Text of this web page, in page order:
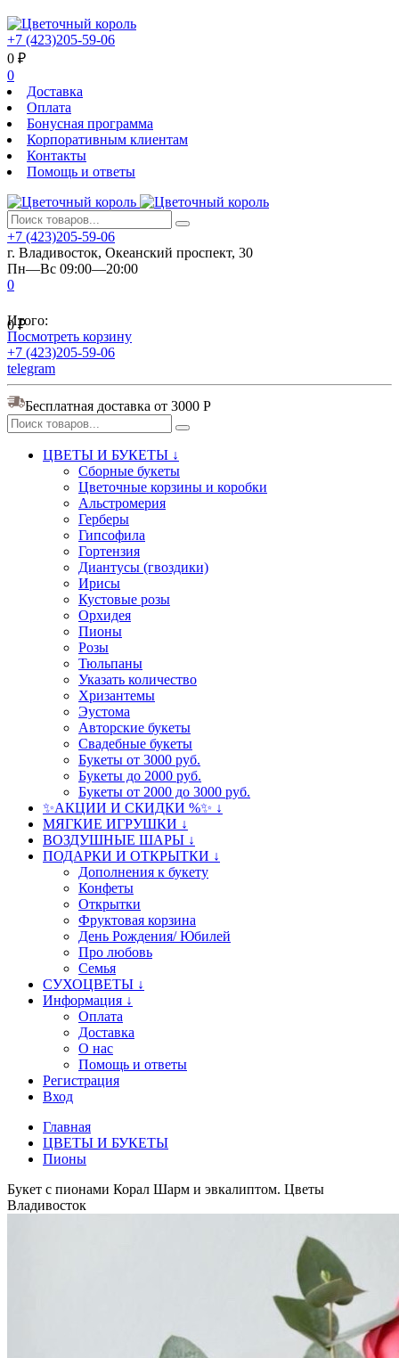
+7 (423)205-59-06
0 ₽
0
Доставка
Оплата
Бонусная программа
Корпоративным клиентам
Контакты
Помощь и ответы
+7 (423)205-59-06
г. Владивосток, Океанский проспект, 30
Пн—Вс 09:00—20:00
0
0₽
Итого:
Посмотреть корзину
+7 (423)205-59-06
telegram
Бесплатная доставка от 3000 Р
ЦВЕТЫ И БУКЕТЫ ↓
Сборные букеты
Цветочные корзины и коробки
Альстромерия
Герберы
Гипсофила
Гортензия​
Диантусы (гвоздики)
Ирисы
Кустовые розы
Орхидея
Пионы
Розы
Тюльпаны
Указать количество
Хризантемы
Эустома
Авторские букеты
Свадебные букеты
Букеты от 3000 руб.
Букеты до 2000 руб.
Букеты от 2000 до 3000 руб.
✨АКЦИИ И СКИДКИ %✨ ↓
МЯГКИЕ ИГРУШКИ ↓
ВОЗДУШНЫЕ ШАРЫ ↓
ПОДАРКИ И ОТКРЫТКИ ↓
Дополнения к букету
Конфеты
Открытки
Фруктовая корзина
День Рождения/ Юбилей
Про любовь
Семья
СУХОЦВЕТЫ ↓
Информация ↓
Оплата
Доставка
О нас
Помощь и ответы
Регистрация
Вход
Главная
ЦВЕТЫ И БУКЕТЫ
Пионы
Букет с пионами Корал Шарм и эвкалиптом. Цветы
Владивосток